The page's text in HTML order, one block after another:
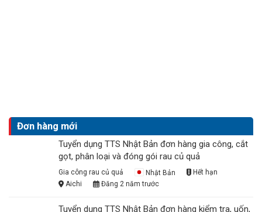
Đơn hàng mới
Tuyển dụng TTS Nhật Bản đơn hàng gia công, cắt
gọt, phân loại và đóng gói rau củ quả
Gia công rau củ quả Nhật Bản
Hết hạn
Aichi
Đăng 2 năm trước
Tuyển dụng TTS Nhật Bản đơn hàng kiểm tra, uốn,